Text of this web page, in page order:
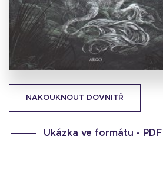
NAKOUKNOUT DOVNITŘ
Ukázka ve formátu - PDF